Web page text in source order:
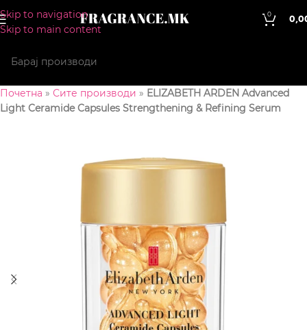
Skip to navigation
Skip to main content
0
Почетна » Сите производи » ELIZABETH ARDEN Advanced
Light Ceramide Capsules Strengthening & Refining Serum